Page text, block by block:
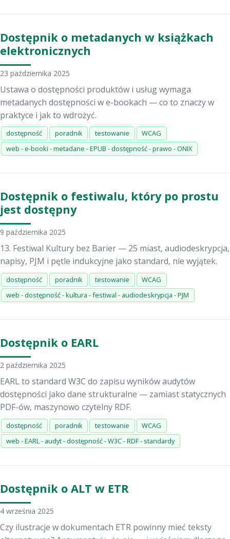
Dostępnik o metadanych w książkach
elektronicznych
23 października 2025
Ustawa o dostępności produktów i usług wymaga
metadanych dostępności w e-bookach — co to znaczy w
praktyce i jak to wdrożyć.
dostępność poradnik testowanie
WCAG
web - e-booki - metadane - EPUB - dostępność - prawo - ONIX
Dostępnik o festiwalu, który po prostu
jest dostępny
9 października 2025
13. Festiwal Kultury bez Barier — 25 miast, audiodeskrypcja,
napisy, PJM i pętle indukcyjne jako standard, nie wyjątek.
dostępność poradnik testowanie
WCAG
web - dostępność - kultura - festiwal - audiodeskrypcja - PJM
Dostępnik o EARL
2 października 2025
EARL to standard W3C do zapisu wyników audytów
dostępności jako dane strukturalne — zamiast statycznych
PDF-ów, maszynowo czytelny RDF.
dostępność poradnik testowanie
WCAG
web - EARL - audyt - dostępność - W3C - RDF - standardy
Dostępnik o ALT w ETR
4 września 2025
Czy ilustracje w dokumentach ETR powinny mieć teksty